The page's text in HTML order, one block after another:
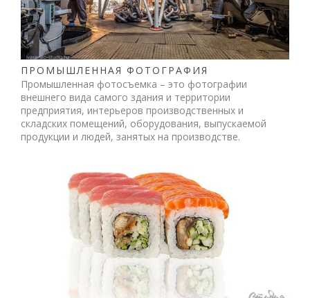
ПРОМЫШЛЕННАЯ ФОТОГРАФИЯ
Промышленная фотосъемка – это фотографии
внешнего вида самого здания и территории
предприятия, интерьеров производственных и
складских помещений, оборудования, выпускаемой
продукции и людей, занятых на производстве.